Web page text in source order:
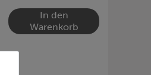
In den
Warenkorb